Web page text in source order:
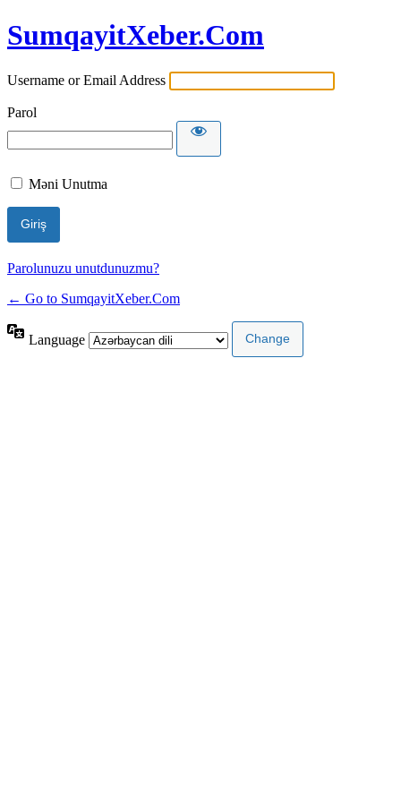
SumqayitXeber.Com
Username or Email Address
Parol
Məni Unutma
Parolunuzu unutdunuzmu?
← Go to SumqayitXeber.Com
Language